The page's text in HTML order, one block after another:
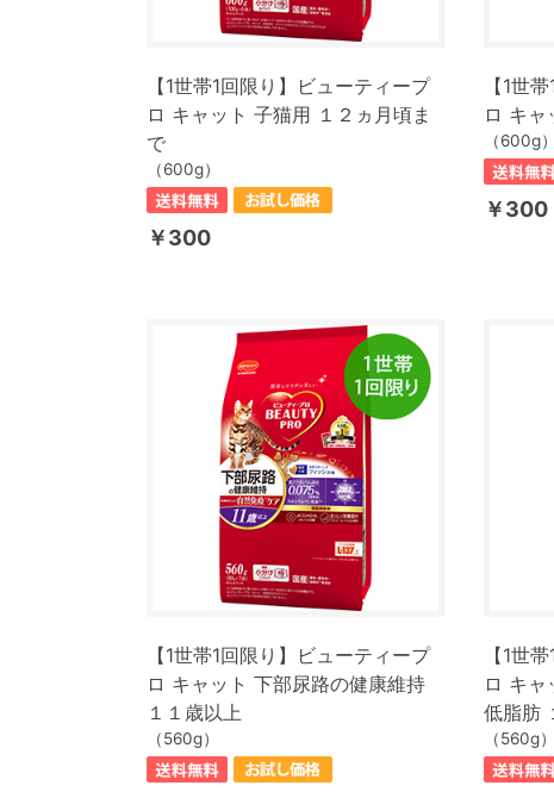
【1世帯1回限り】ビューティープ
ロ キャット 子猫用 １２ヵ月頃ま
で
（600g）
￥300
【1世
ロ キャ
（600g）
￥300
【1世帯1回限り】ビューティープ
ロ キャット 下部尿路の健康維持
１１歳以上
（560g）
【1世
ロ キ
低脂肪
（560g）